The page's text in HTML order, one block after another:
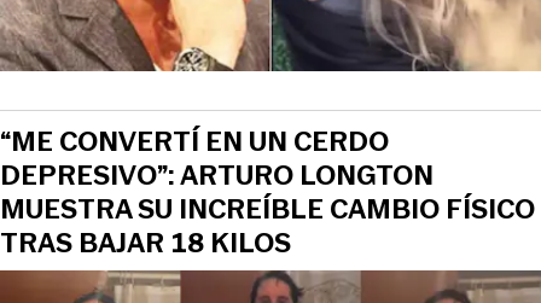
“ME CONVERTÍ EN UN CERDO
DEPRESIVO”: ARTURO LONGTON
MUESTRA SU INCREÍBLE CAMBIO FÍSICO
TRAS BAJAR 18 KILOS